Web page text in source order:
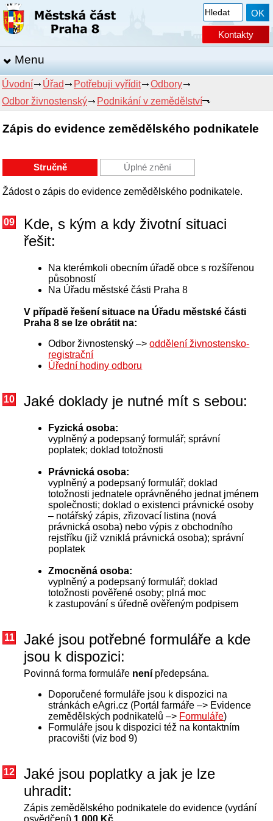
Kontakty
Menu
Úvodní Úřad Potřebuji vyřídit
Odbory
Odbor živnostenský
Podnikání v zemědělství
Zápis do evidence zemědělského podnikatele
Stručně Úplné znění
Žádost o zápis do evidence zemědělského podnikatele.
09
Kde, s kým a kdy životní situaci
řešit:
Na kterémkoli obecním úřadě obce s rozšířenou
působností
Na Úřadu městské části Praha 8
V případě řešení situace na Úřadu městské části
Praha 8 se lze obrátit na:
Odbor živnostenský –>oddělení živnostensko-
registrační
Úřední hodiny odboru
10 Jaké doklady je nutné mít s sebou:
Fyzická osoba:
vyplněný a podepsaný formulář; správní
poplatek; doklad totožnosti
Právnická osoba:
vyplněný a podepsaný formulář; doklad
totožnosti jednatele oprávněného jednat jménem
společnosti; doklad o existenci právnické osoby
– notářský zápis, zřizovací listina (nová
právnická osoba) nebo výpis z obchodního
rejstříku (již vzniklá právnická osoba); správní
poplatek
Zmocněná osoba:
vyplněný a podepsaný formulář; doklad
totožnosti pověřené osoby; plná moc
k zastupování s úředně ověřeným podpisem
11
Jaké jsou potřebné formuláře a kde
jsou k dispozici:
Povinná forma formuláře není předepsána.
Doporučené formuláře jsou k dispozici na
stránkách eAgri.cz (Portál farmáře –> Evidence
zemědělských podnikatelů –> Formuláře)
Formuláře jsou k dispozici též na kontaktním
pracovišti (viz bod 9)
12
Jaké jsou poplatky a jak je lze
uhradit:
Zápis zemědělského podnikatele do evidence (vydání